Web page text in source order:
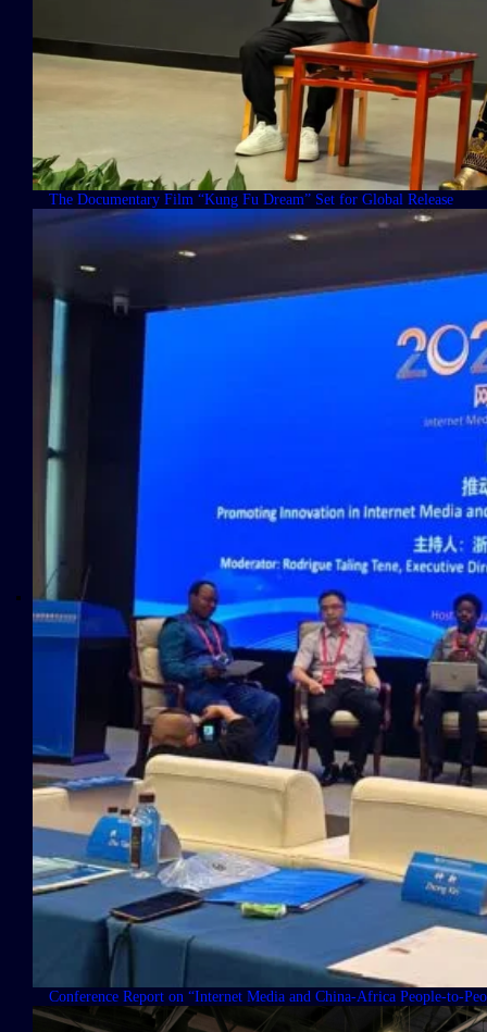
The Documentary Film “Kung Fu Dream” Set for Global Release
Conference Report on “Internet Media and China-Africa People-to-